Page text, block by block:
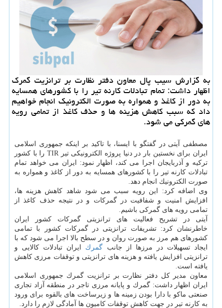
به گزارش سیب پال معاون دفتر نظارت بر ترانزیت گمرك
اظهار داشت: تمام تبادلات كارنه تیر را با كشورهای همسایه
به دور از كاغذ و همواره به صورت الكترونیك انجام خواهیم
داد كه سبب كاهش هزینه ها و حذف كاغذ از تمامی رویه
های گمركی می شود.
مصطفی آیتی در گفتگو با ایسنا، با تاكید بر اینكه جمهوری اسلامی
ایران برای نخستین بار در دنیا پروژه الكترونیكی تیر TIR را با كشور
تركیه و آذربایجان اجرا می كند، اظهار نمود: ایران می خواهد تمام
تبادلات كارنه تیر را با كشورهای همسایه به دور از كاغذ و همواره به
صورت الكترونیك انجام دهد.
وی اضافه كرد: این رویه سبب می شود شاهد كاهش هزینه ها،
افزایش امنیت و شفافیت در گمركات و در نتیجه حذف كاغذ از
تمامی رویه های گمركی باشیم.
آیتی در تشریح فعالیت های ترانزیتی گمركات كشور ایران
خاطرنشان كرد: تشریفات ترانزیتی در گمركات كشور با تمامی
كشورهای هم مرز به صورت روان و در سطح بالا اجرا می شود كه با
ایجاد تسهیلات در مرزها از جانب گمرك ایران تبادلات كالایی و
ترانزیتی افزایش یافته و هزینه های ترانزیتی و توقفات مرزی كاهش
یافته است.
معاون مدیر كل دفتر نظارت بر ترانزیت گمرك جمهوری اسلامی
ایران اظهار داشت: گمرك و پایانه مرزی تاجر در منطقه آزاد تجاری
صنعتی ماكو با دارا بودن زمینه ها و زیرساخت های بالقوه برای ورود
به كارنه تیر در جهت كاهش توقفات كامیون ها آمادگی لازم را دارد.